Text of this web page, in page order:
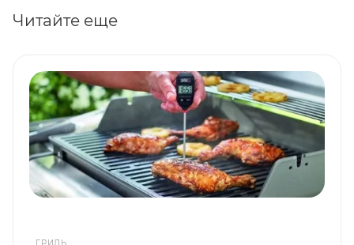
Читайте еще